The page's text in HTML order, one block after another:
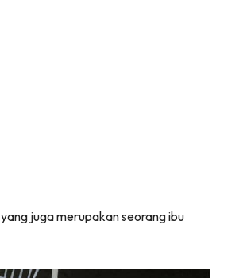
yang juga merupakan seorang ibu